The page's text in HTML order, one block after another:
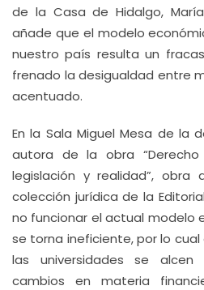
de la Casa de Hidalgo,
añade que el modelo
nuestro país resulta un
frenado la desigualdad entre
acentuado.
En la Sala Miguel Mesa de la
autora de la obra “Derecho
legislación y realidad”,
colección jurídica de la
no funcionar el actual modelo
se torna ineficiente, por lo
las universidades se
cambios en materia